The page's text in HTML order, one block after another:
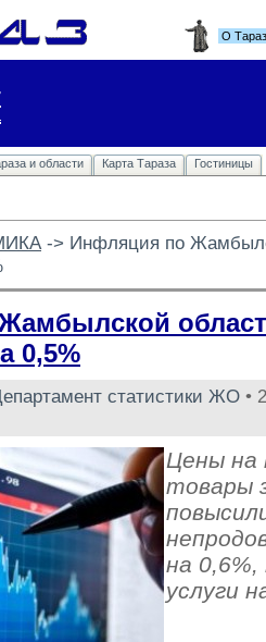
О
и области Карта Тараза Гостиницы
-> Инфляция по
0,5%
статистики ЖО •
Цены на
товары
на
услуги